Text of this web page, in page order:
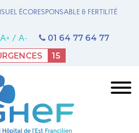
ÉCORESPONSABLE & FERTILITÉ
A+ / A-
01 64 77 64 77
15